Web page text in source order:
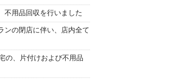
不用品回収を行いました
ンの閉店に伴い、店内全て
の、片付けおよび不用品